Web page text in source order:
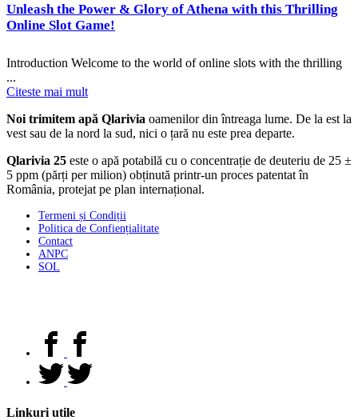
Unleash the Power & Glory of Athena with this Thrilling
Online Slot Game!
Introduction Welcome to the world of online slots with the thrilling
...
Citeste mai mult
Noi trimitem apă Qlarivia oamenilor din întreaga lume. De la est la
vest sau de la nord la sud, nici o țară nu este prea departe.
Qlarivia 25 este o apă potabilă cu o concentrație de deuteriu de 25 ±
5 ppm (părți per milion) obținută printr-un proces patentat în
România, protejat pe plan internațional.
Termeni și Condiții
Politica de Confiențialitate
Contact
ANPC
SOL
Linkuri utile